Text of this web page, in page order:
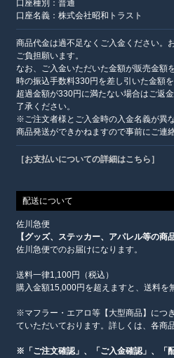
口座種別：普通
口座名義：株式会社昭和トラスト
商品代金は過不足なくご入金ください。
ご負担願います。
なお、ご入金いただいた金額が販売金額
時の振込手数料330円を差し引いた金額
超過金額が330円に満たない場合はご返
了承ください。
※ご注文者様とご入金時の入金名義が異
商品発送ができかねますので事前にご連
［お支払いについての詳細はこちら］
配送について
佐川急便
【グッズ、ステッカー、アパレル等の商品
佐川急便でのお届けになります。
送料一律1,100円（税込）
購入金額15,000円を超えますと、送料を
※マフラー・エアロ等【大型商品】につ
ていただいております。詳しくは、各商
※「ご注文確認」、「ご入金確認」、「